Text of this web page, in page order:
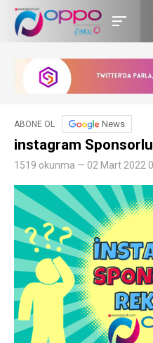
ABONE OL News
instagram
1519 okunma — 02 Mart 2022